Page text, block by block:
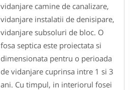
vidanjare camine de canalizare,
vidanjare instalatii de denisipare,
vidanjare subsoluri de bloc. O
fosa septica este proiectata si
dimensionata pentru o perioada
de vidanjare cuprinsa intre 1 si 3
ani. Cu timpul, in interiorul fosei